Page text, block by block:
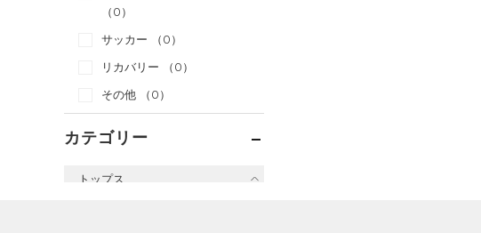
（0）
サッカー
（0）
リカバリー
（0）
その他
（0）
カテゴリー
トップス